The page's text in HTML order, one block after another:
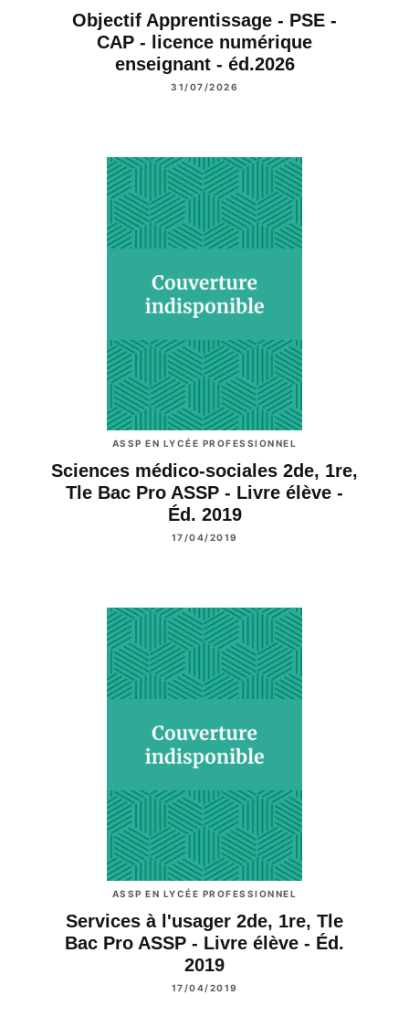
Objectif Apprentissage - PSE -
CAP - licence numérique
enseignant - éd.2026
31/07/2026
ASSP EN LYCÉE PROFESSIONNEL
Sciences médico-sociales 2de, 1re,
Tle Bac Pro ASSP - Livre élève -
Éd. 2019
17/04/2019
ASSP EN LYCÉE PROFESSIONNEL
Services à l'usager 2de, 1re, Tle
Bac Pro ASSP - Livre élève - Éd.
2019
17/04/2019